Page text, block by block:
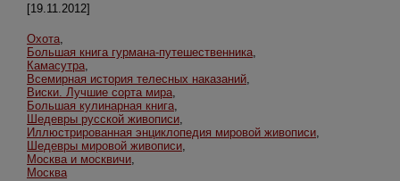
[19.11.2012]
Охота,
Большая книга гурмана-путешественника,
Камасутра,
Всемирная история телесных наказаний,
Виски. Лучшие сорта мира,
Большая кулинарная книга,
Шедевры русской живописи,
Иллюстрированная энциклопедия мировой живописи,
Шедевры мировой живописи,
Москва и москвичи,
Москва